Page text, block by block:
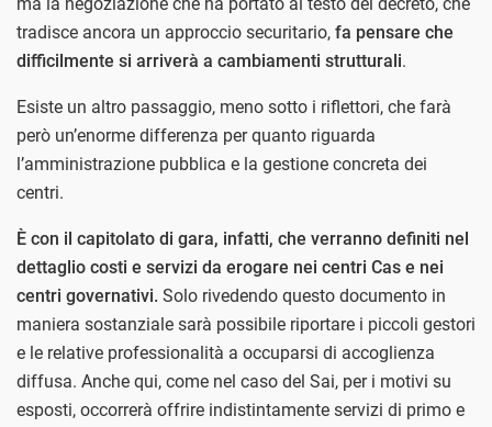
tradisce ancora un approccio securitario, fa pensare che
difficilmente si arriverà a cambiamenti strutturali.
Esiste un altro passaggio, meno sotto i riflettori, che farà
però un’enorme differenza per quanto riguarda
l’amministrazione pubblica e la gestione concreta dei
centri.
È con il capitolato di gara, infatti, che verranno definiti nel
dettaglio costi e servizi da erogare nei centri Cas e nei
centri governativi. Solo rivedendo questo documento in
maniera sostanziale sarà possibile riportare i piccoli gestori
e le relative professionalità a occuparsi di accoglienza
diffusa. Anche qui, come nel caso del Sai, per i motivi su
esposti, occorrerà offrire indistintamente servizi di primo e